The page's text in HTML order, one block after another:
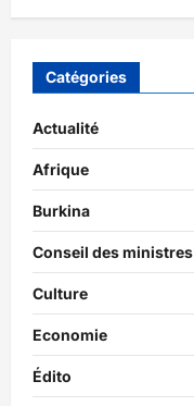
Catégories
Actualité
Afrique
Burkina
Conseil des ministres
Culture
Economie
Édito